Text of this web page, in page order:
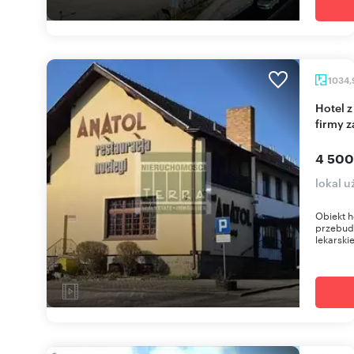
Hotel z restauracją i potencjałem na siedzibę
firmy
4
lokal
Obiekt